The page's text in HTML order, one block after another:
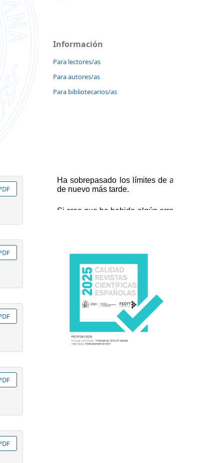
Información
Para lectores/as
Para autores/as
Para bibliotecarios/as